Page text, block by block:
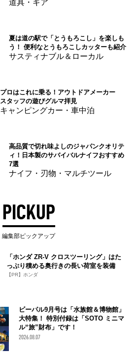
道具・ギア
夏は道の駅で「とうもろこし」を楽しも
う！ 便利なとうもろこしカッターも紹介
サスティナブル＆ローカル
プロはこれに乗る！アウトドアメーカー
スタッフの遊びグルマ拝見
キャンピングカー・車中泊
高品質で切れ味よしのジャパンクオリテ
ィ！日本製のサバイバルナイフおすすめ
7選
ナイフ・刃物・マルチツール
PICKUP
編集部ピックアップ
「ホンダ ZR-V クロスツーリング」はた
っぷり積める奥行きの長い荷室を装備
【PR】ホンダ
ビーパル9月号は「水族館＆博物館」
大特集！ 特別付録は「SOTO ミニマ
ル“旅”財布」です！
2026.08.07